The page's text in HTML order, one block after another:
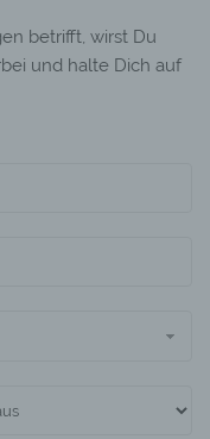
betrifft, wirst Du
und halte Dich auf